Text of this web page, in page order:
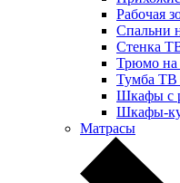
Рабочая
Спальни
Стенка
Трюмо на
Тумба ТВ
Шкафы с
Шкафы-
Матрасы